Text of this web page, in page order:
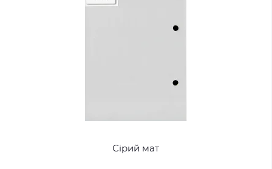
Сірий мат